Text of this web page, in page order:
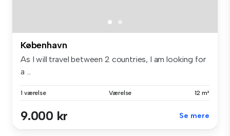
København
As I will travel between 2 countries, I am looking for
a ...
1 værelse Værelse 12 m²
9.000 kr Se mere